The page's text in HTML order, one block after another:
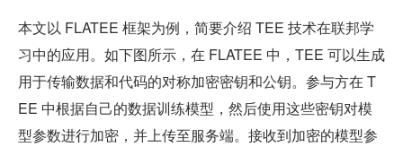
本文以 FLATEE 框架为例，简要介绍 TEE 技术在联邦学
习中的应用。如下图所示，在 FLATEE 中，TEE 可以生成
用于传输数据和代码的对称加密密钥和公钥。参与方在 T
EE 中根据自己的数据训练模型，然后使用这些密钥对模
型参数进行加密，并上传至服务端。接收到加密的模型参